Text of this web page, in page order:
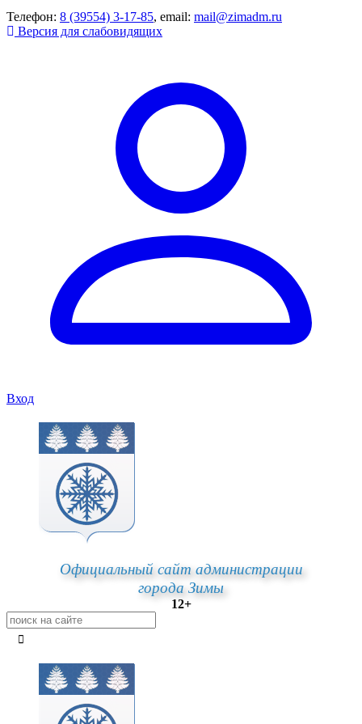
Телефон: 8 (39554) 3-17-85, email: mail@zimadm.ru
Версия для слабовидящих
Вход
Официальный сайт администрации
города Зимы
12+